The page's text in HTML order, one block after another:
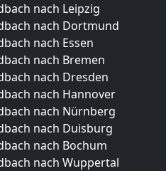
nach Leipzig
nach Dortmund
nach Essen
nach Bremen
nach Dresden
nach Hannover
nach Nürnberg
nach Duisburg
nach Bochum
nach Wuppertal